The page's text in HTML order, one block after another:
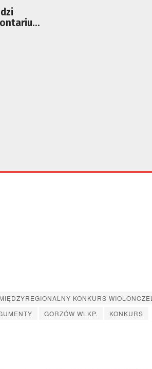
MIĘDZYREGIONALNY KONKURS
GORZÓW WLKP. KONKURS